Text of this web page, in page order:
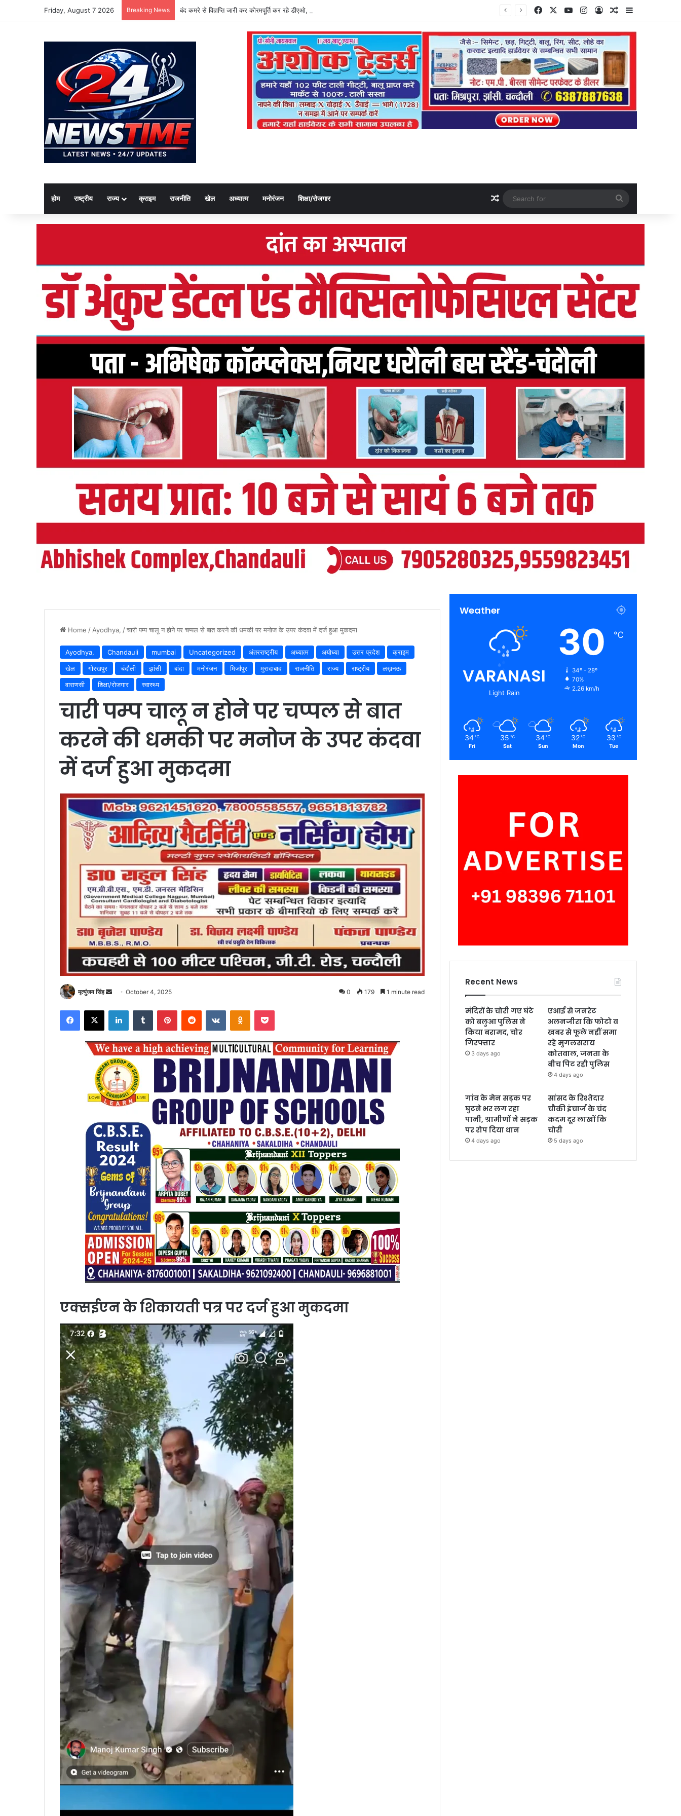
Friday, August 7 2026 Breaking News बंद कमरे से विज्ञप्ति जारी कर कोरमपूर्ति कर रहे डीएओ, किसानों को लूट रहे निजी दुकानदार FacebookYouTubeInstagram
Log InRandom Article
Sidebar
होम राष्ट्रीय राज्य क्राइम राजनीति खेल अध्यात्म मनोरंजन शिक्षा/रोजगार Random Article
for
Home / Ayodhya, /चारी पम्प चालू न होने पर चप्पल से बात करने की धमकी पर मनोज के उपर कंदवा में दर्ज हुआ मुकदमा
Ayodhya, Chandauli mumbai Uncategorized अंतरराष्ट्रीय अध्यात्म अयोध्या उत्तर प्रदेश
क्राइम
खेल
गोरखपुर चंदौली झांसी बांदा मनोरंजन मिर्जापुर मुरादाबाद राजनीति राज्य राष्ट्रीय
लख़नऊ
वाराणसी
शिक्षा/रोजगार स्वास्थ्य
चारी पम्प चालू न होने पर चप्पल से बात
करने की धमकी पर मनोज के उपर कंदवा
में दर्ज हुआ मुकदमा
मृत्युंजय सिंह
Send
email
October 4, 2025 0 179 1 minute read
Facebook
X LinkedInTumblr PinterestReddit VKontakteOdnoklassniki
Pocket
एक्सईएन के शिकायती पत्र पर दर्ज हुआ मुकदमा
Weather
VARANASI
Light Rain
30 ℃
34º - 28º
70%
2.26 km/h
34 ℃
Fri
35 ℃
Sat
34 ℃
Sun
32 ℃
Mon
33 ℃
Tue
Recent News
मंदिरों के चोरी गए घंटे
को बलुआ पुलिस ने
किया बरामद, चोर
गिरफ्तार
3 days ago
एआई से जनरेट
अलनजीरा कि फोटो व
खबर से फूले नहीं समा
रहे मुगलसराय
कोतवाल, जनता के
बीच पिट रही पुलिस
4 days ago
गांव के मेन सड़क पर
घुटने भर लग रहा
पानी, ग्रामीणों ने सड़क
पर रोप दिया धान
4 days ago
सांसद के रिश्तेदार
चौकी इंचार्ज के चंद
कदम दूर लाखों कि
चोरी
5 days ago